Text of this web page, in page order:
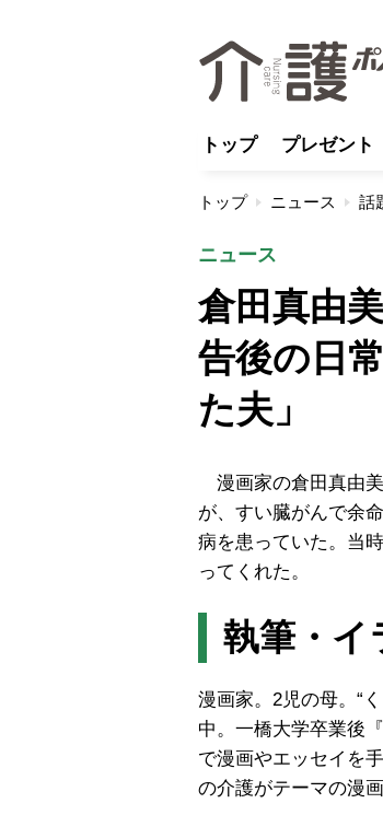
トップ プレゼント
トップ ニュース 話
ニュース
倉田真由
告後の日
た夫」
漫画家の倉田真由美
が、すい臓がんで余
病を患っていた。当
ってくれた。
執筆・イ
漫画家。2児の母。“
中。一橋大学卒業後
で漫画やエッセイを
の介護がテーマの漫